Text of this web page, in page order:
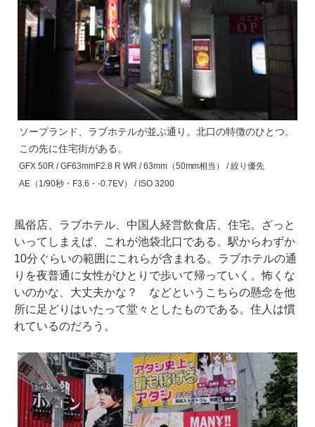
ソープランド、ラブホテルが並ぶ通り。北口の特徴のひとつ。
この先に住宅街がある。
GFX 50R / GF63mmF2.8 R WR / 63mm（50mm相当） / 絞り優先
AE（1/90秒・F3.6・-0.7EV） / ISO 3200
風俗店、ラブホテル、中国人経営飲食店、住宅。ざっと
いってしまえば、これが池袋北口である。駅からわずか
10分ぐらいの範囲にこれらが含まれる。ラブホテルの通
りを夜普通に女性がひとりで歩いて帰っていく。怖くな
いのかな、大丈夫かな？ などというこちらの懸念を他
所に足どりはいたって堂々としたものである。住人は慣
れているのだろう。